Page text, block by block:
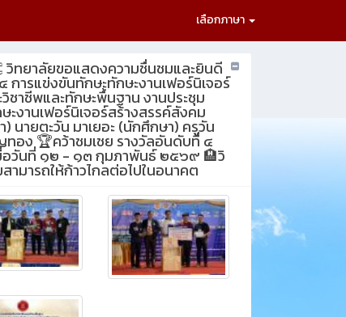
เลือกภาษา
ทยาลัยขอแสดงความชื่นชมและยินดี
ารแข่งขันทักษะทักษะงานเฟอร์นิเจอร์
ชาชีพและทักษะพื้นฐาน งานประชุม
งานเฟอร์นิเจอร์สร้างสรรค์สังคม
นายตะวัน มาเยอะ (นักศึกษา) ครูวัน
ทอง 🏆คว้าชมเชย รางวัลอันดับที่ ๔
อวันที่ ๑๒ - ๑๓ กุมภาพันธ์ ๒๕๖๙ 🏨วิ
มารถให้ก้าวไกลต่อไปในอนาคต